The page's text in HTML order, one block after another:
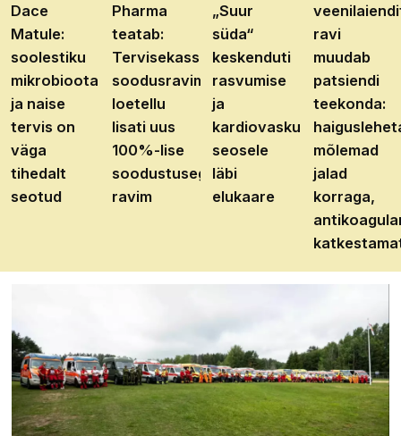
Dace
Matule:
soolestiku
mikrobioota
ja naise
tervis on
väga
tihedalt
seotud
Pharma
teatab:
Tervisekassa
soodusravimite
loetellu
lisati uus
100%-lise
soodustusega
ravim
„Suur
süda“
keskenduti
rasvumise
ja
kardiovaskulaarhaiguste
seosele
läbi
elukaare
ravi
muudab
patsiendi
teekonda:
mõlemad
jalad
korraga,